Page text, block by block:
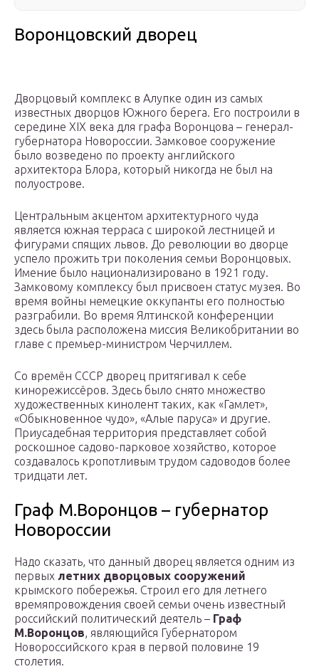
Воронцовский дворец
Дворцовый комплекс в Алупке один из самых
известных дворцов Южного берега. Его построили в
середине XIX века для графа Воронцова – генерал-
губернатора Новороссии. Замковое сооружение
было возведено по проекту английского
архитектора Блора, который никогда не был на
полуострове.
Центральным акцентом архитектурного чуда
является южная терраса с широкой лестницей и
фигурами спящих львов. До революции во дворце
успело прожить три поколения семьи Воронцовых.
Имение было национализировано в 1921 году.
Замковому комплексу был присвоен статус музея. Во
время войны немецкие оккупанты его полностью
разграбили. Во время Ялтинской конференции
здесь была расположена миссия Великобритании во
главе с премьер-министром Черчиллем.
Со времён СССР дворец притягивал к себе
кинорежиссёров. Здесь было снято множество
художественных кинолент таких, как «Гамлет»,
«Обыкновенное чудо», «Алые паруса» и другие.
Приусадебная территория представляет собой
роскошное садово-парковое хозяйство, которое
создавалось кропотливым трудом садоводов более
тридцати лет.
Граф М.Воронцов – губернатор
Новороссии
Надо сказать, что данный дворец является одним из
первых летних дворцовых сооружений
крымского побережья. Строил его для летнего
времяпровождения своей семьи очень известный
российский политический деятель – Граф
М.Воронцов, являющийся Губернатором
Новороссийского края в первой половине 19
столетия.